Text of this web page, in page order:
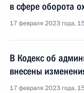
в сфере оборота
17 февраля 2023 года,
В Кодекс об
внесены
17 февраля 2023 года,